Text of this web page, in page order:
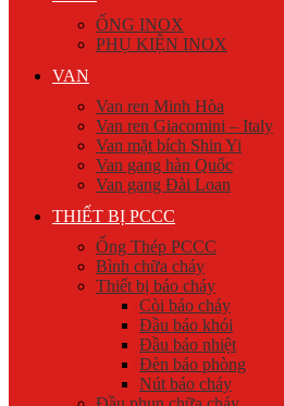
ỐNG INOX
PHỤ KIỆN INOX
VAN
Van ren Minh Hòa
Van ren Giacomini – Italy
Van mặt bích Shin Yi
Van gang hàn Quốc
Van gang Đài Loan
THIẾT BỊ PCCC
Ống Thép PCCC
Bình chữa cháy
Thiết bị báo cháy
Còi báo cháy
Đầu báo khói
Đầu báo nhiệt
Đèn báo phòng
Nút báo cháy